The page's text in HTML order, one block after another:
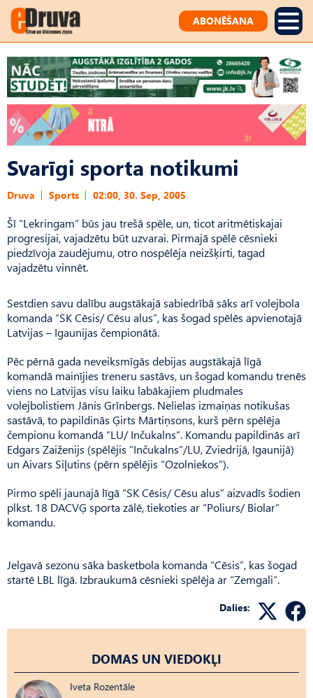
ABONĒŠANA
Svarīgi sporta notikumi
Druva Sports 02:00, 30. Sep, 2005
Šī “Lekringam” būs jau trešā spēle, un, ticot aritmētiskajai
progresijai, vajadzētu būt uzvarai. Pirmajā spēlē cēsnieki
piedzīvoja zaudējumu, otro nospēlēja neizšķirti, tagad
vajadzētu vinnēt.
Sestdien savu dalību augstākajā sabiedrībā sāks arī volejbola
komanda “SK Cēsis/ Cēsu alus”, kas šogad spēlēs apvienotajā
Latvijas – Igaunijas čempionātā.
Pēc pērnā gada neveiksmīgās debijas augstākajā līgā
komandā mainījies treneru sastāvs, un šogad komandu trenēs
viens no Latvijas visu laiku labākajiem pludmales
volejbolistiem Jānis Grīnbergs. Nelielas izmaiņas notikušas
sastāvā, to papildinās Ģirts Mārtiņsons, kurš pērn spēlēja
čempionu komandā “LU/ Inčukalns”. Komandu papildinās arī
Edgars Zaiženijs (spēlējis “Inčukalns”/LU, Zviedrijā, Igaunijā)
un Aivars Siļutins (pērn spēlējis “Ozolniekos”).
Pirmo spēli jaunajā līgā “SK Cēsis/ Cēsu alus” aizvadīs šodien
plkst. 18 DACVĢ sporta zālē, tiekoties ar “Poliurs/ Biolar”
komandu.
Jelgavā sezonu sāka basketbola komanda “Cēsis”, kas šogad
startē LBL līgā. Izbraukumā cēsnieki spēlēja ar “Zemgali”.
Dalies:
DOMAS UN VIEDOKĻI
Iveta Rozentāle